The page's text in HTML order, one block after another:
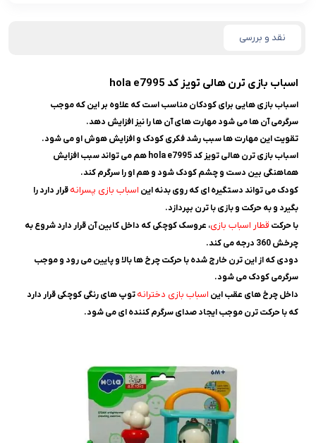
نقد و بررسی
اسباب بازی ترن هالی تویز کد hola e7995
اسباب بازی هایی برای کودکان مناسب است که علاوه بر این که موجب
سرگرمی آن ها می شود مهارت های آن ها را نیز افزایش دهد.
تقویت این مهارت ها سبب رشد فکری کودک و افزایش هوش او می شود.
اسباب بازی ترن هالی تویز کد hola e7995 هم می تواند سبب افزایش
هماهنگی بین دست و چشم کودک شود و هم او را سرگرم کند.
کودک می تواند دستگیره ای که روی بدنه این اسباب بازی پسرانهقرار دارد را
بگیرد و به حرکت و بازی با ترن بپردازد.
با حرکت قطار اسباب بازی، عروسک کوچکی که داخل کابین آن قرار دارد شروع به
چرخش 360 درجه می کند.
دودی که از این ترن خارج شده با حرکت چرخ ها بالا و پایین می رود و موجب
سرگرمی کودک می شود.
داخل چرخ های عقب این اسباب بازی دخترانهتوپ های رنگی کوچکی قرار دارد
که با حرکت ترن موجب ایجاد صدای سرگرم کننده ای می شود.